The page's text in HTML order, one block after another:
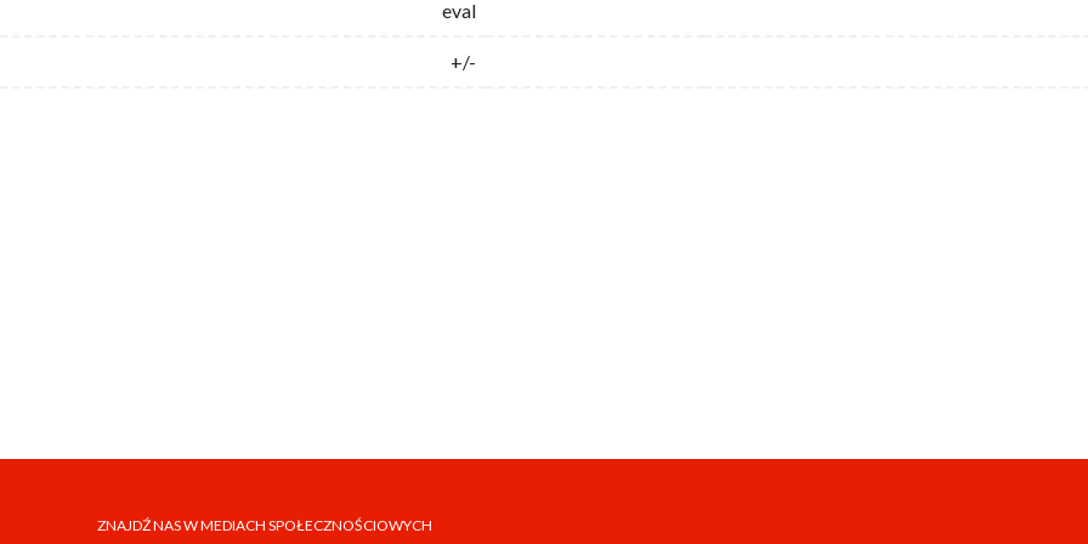
eval
+/-
ZNAJDŹ NAS W MEDIACH SPOŁECZNOŚCIOWYCH